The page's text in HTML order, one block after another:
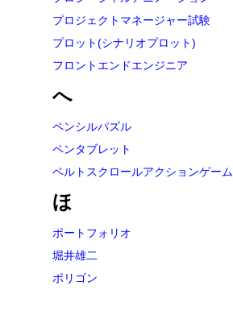
プロジェクトマネージャー試験
プロット(シナリオプロット)
フロントエンドエンジニア
へ
ペンシルパズル
ペンタブレット
ベルトスクロールアクションゲーム
ほ
ポートフォリオ
堀井雄二
ポリゴン